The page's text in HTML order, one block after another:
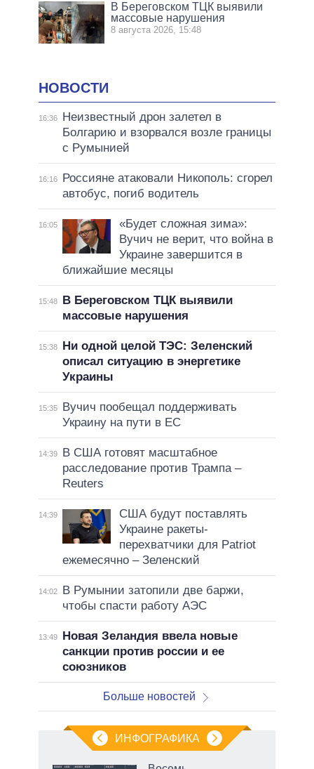
В Береговском ТЦК выявили
массовые нарушения
8 августа 2026, 15:48
НОВОСТИ
16:36
Неизвестный дрон залетел в
Болгарию и взорвался возле границы
с Румынией
16:16
Россияне атаковали Никополь: сгорел
автобус, погиб водитель
16:05
«Будет сложная зима»:
Вучич не верит, что война в
Украине завершится в
ближайшие месяцы
15:48
В Береговском ТЦК выявили
массовые нарушения
15:38
Ни одной целой ТЭС: Зеленский
описал ситуацию в энергетике
Украины
15:35
Вучич пообещал поддерживать
Украину на пути в ЕС
14:39
В США готовят масштабное
расследование против Трампа –
Reuters
14:39
США будут поставлять
Украине ракеты-
перехватчики для Patriot
ежемесячно – Зеленский
14:02
В Румынии затопили две баржи,
чтобы спасти работу АЭС
13:49
Новая Зеландия ввела новые
санкции против россии и ее
союзников
Больше новостей
ИНФОГРАФИКА